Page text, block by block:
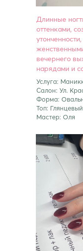
Услуга:
Салон: Ул.
Форма:
Топ: Глянцевый
Мастер: Оля
Длинные
оттенками,
вечернего
нарядами и